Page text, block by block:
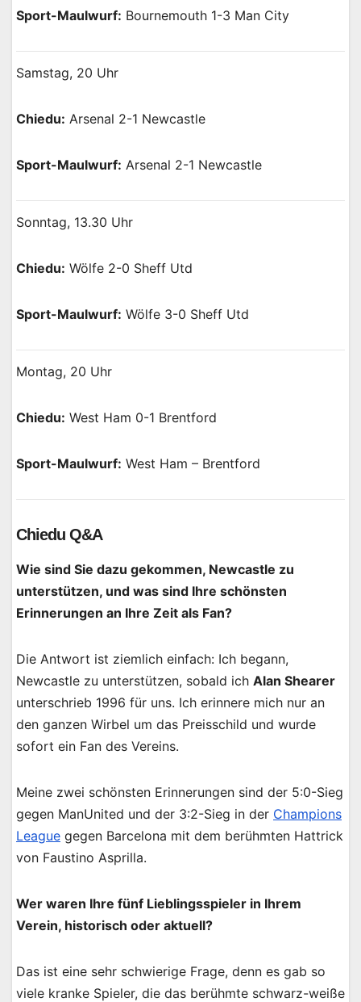
Sport-Maulwurf: Bournemouth 1-3 Man City
Samstag, 20 Uhr
Chiedu: Arsenal 2-1 Newcastle
Sport-Maulwurf: Arsenal 2-1 Newcastle
Sonntag, 13.30 Uhr
Chiedu: Wölfe 2-0 Sheff Utd
Sport-Maulwurf: Wölfe 3-0 Sheff Utd
Montag, 20 Uhr
Chiedu: West Ham 0-1 Brentford
Sport-Maulwurf: West Ham – Brentford
Chiedu Q&A
Wie sind Sie dazu gekommen, Newcastle zu
unterstützen, und was sind Ihre schönsten
Erinnerungen an Ihre Zeit als Fan?
Die Antwort ist ziemlich einfach: Ich begann,
Newcastle zu unterstützen, sobald ich Alan Shearer
unterschrieb 1996 für uns. Ich erinnere mich nur an
den ganzen Wirbel um das Preisschild und wurde
sofort ein Fan des Vereins.
Meine zwei schönsten Erinnerungen sind der 5:0-Sieg
gegen ManUnited und der 3:2-Sieg in der Champions
League gegen Barcelona mit dem berühmten Hattrick
von Faustino Asprilla.
Wer waren Ihre fünf Lieblingsspieler in Ihrem
Verein, historisch oder aktuell?
Das ist eine sehr schwierige Frage, denn es gab so
viele kranke Spieler, die das berühmte schwarz-weiße